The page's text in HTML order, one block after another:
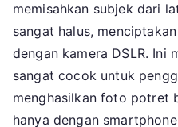
memisahkan subjek dari
sangat halus,
dengan kamera DSLR. Ini
sangat cocok untuk
menghasilkan foto potret
hanya dengan